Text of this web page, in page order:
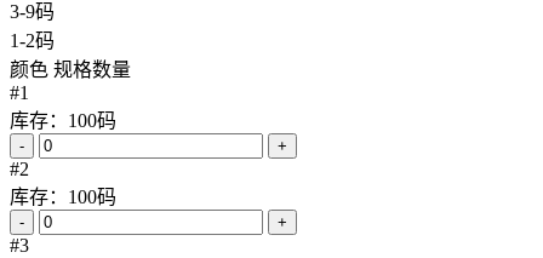
3-9码
1-2码
颜色 规格数量
#1
库存：100码
- +
#2
库存：100码
- +
#3